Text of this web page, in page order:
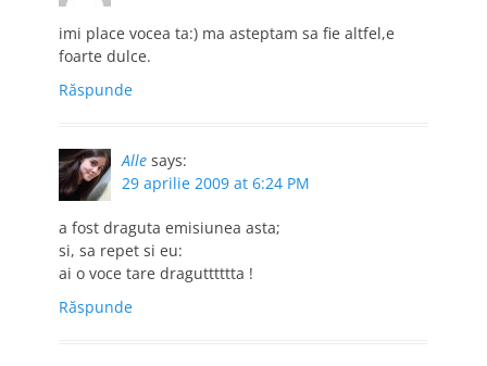
imi place vocea ta:) ma asteptam sa fie altfel,e
foarte dulce.
Răspunde
Alle says:
29 aprilie 2009 at 6:24 PM
a fost draguta emisiunea asta;
si, sa repet si eu:
ai o voce tare dragutttttta !
Răspunde